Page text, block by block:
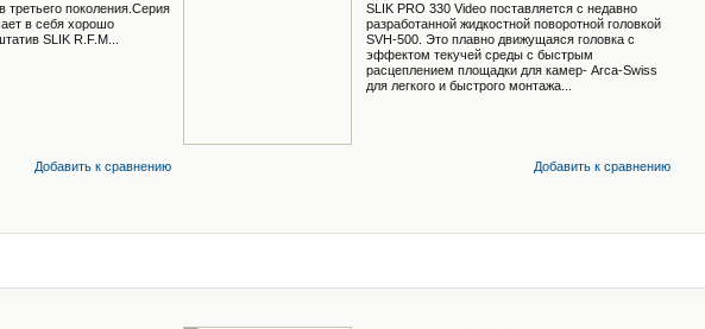
третьего поколения.Серия
в себя хорошо
SLIK R.F.M...
Добавить к cравнению
SLIK PRO 330 Video поставляется с недавно
разработанной жидкостной поворотной головкой
SVH-500. Это плавно движущаяся головка с
эффектом текучей среды с быстрым
расцеплением площадки для камер- Arca-Swiss
для легкого и быстрого монтажа...
Добавить к cравнению